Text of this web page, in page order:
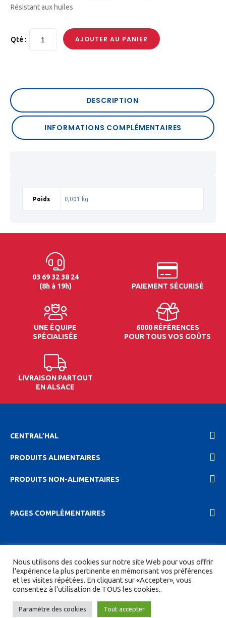
Résistant aux huiles
Qté : AJOUTER AU PANIER
DESCRIPTION
INFORMATIONS COMPLÉMENTAIRES
Poids 0,001 kg
03 69 32 38 24
(8h à 19h)
PAIEMENT SÉCURISÉ
UNE ÉQUIPE
SPÉCIALISÉE
6000 RÉFÉRENCES
POUR TOUS VOS GOÛTS
LIVRAISON PARTOUT
EN ALSACE
CENTRAL’HAL
PRODUITS ALIMENTAIRES
PRODUITS NON-ALIMENTAIRES
PAGES COMPLÉMENTAIRES
confidentionalité| CGV| Tous droits réservés.
Site réalisé parDIGITICS etJoan HAEGELE
Nous utilisons des cookies sur notre site Web pour vous offrir
l'expérience la plus pertinente en mémorisant vos préférences
et les visites répétées. En cliquant sur «Accepter», vous
consentez à l'utilisation de TOUS les cookies..
Paramètre des cookies Tout accepter